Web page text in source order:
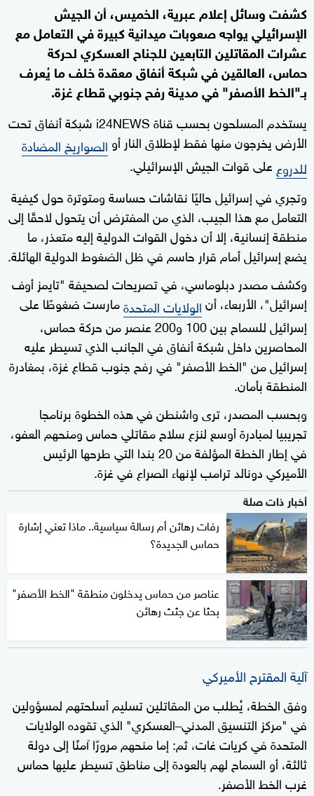
كشفت وسائل إعلام عبرية، الخميس، أن الجيش
الإسرائيلي يواجه صعوبات ميدانية كبيرة في التعامل مع
عشرات المقاتلين التابعين للجناح العسكري لحركة
حماس، العالقين في شبكة أنفاق معقدة خلف ما يُعرف
بـ"الخط الأصفر" في مدينة رفح جنوبي قطاع غزة.
يستخدم المسلحون بحسب قناة i24NEWS شبكة أنفاق تحت
الأرض يخرجون منها فقط لإطلاق النار أو الصواريخ المضادة
للدروععلى قوات الجيش الإسرائيلي.
وتجري في إسرائيل حاليًا نقاشات حساسة ومتوترة حول كيفية
التعامل مع هذا الجيب، الذي من المفترض أن يتحول لاحقًا إلى
منطقة إنسانية، إلا أن دخول القوات الدولية إليه متعذر، ما
يضع إسرائيل أمام قرار حاسم في ظل الضغوط الدولية الهائلة.
وكشف مصدر دبلوماسي، في تصريحات لصحيفة "تايمز أوف
إسرائيل"، الأربعاء، أنالولايات المتحدةمارست ضغوطًا على
إسرائيل للسماح بين 100 و200 عنصر من حركة حماس،
المحاصرين داخل شبكة أنفاق في الجانب الذي تسيطر عليه
إسرائيل من "الخط الأصفر" في رفح جنوب قطاع غزة، بمغادرة
المنطقة بأمان.
وبحسب المصدر، ترى واشنطن في هذه الخطوة برنامجا
تجريبيا لمبادرة أوسع لنزع سلاح مقاتلي حماس ومنحهم العفو،
في إطار الخطة المؤلفة من 20 بندا التي طرحها الرئيس
الأميركي دونالد ترامب لإنهاء الصراع في غزة.
أخبار ذات صلة
رفات رهائن أم رسالة سياسية.. ماذا تعني إشارة
حماس الجديدة؟
عناصر من حماس يدخلون منطقة "الخط الأصفر"
بحثا عن جثث رهائن
آلية المقترح الأميركي
وفق الخطة، يُطلب من المقاتلين تسليم أسلحتهم لمسؤولين
في "مركز التنسيق المدني–العسكري" الذي تقوده الولايات
المتحدة في كريات غات، ثم: إما منحهم مرورًا آمنًا إلى دولة
ثالثة، أو السماح لهم بالعودة إلى مناطق تسيطر عليها حماس
غرب الخط الأصفر.